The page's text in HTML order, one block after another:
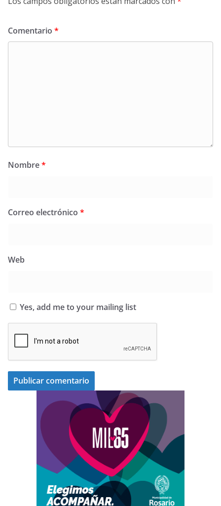
Comentario *
Nombre*
Correo electrónico *
Web
Yes, add me to your mailing list